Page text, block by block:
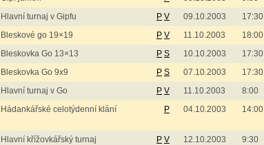
Hlavní turnaj v Gipfu P V 09.10.2003 17:30
Bleskové go 19×19 P V 11.10.2003 18:00
Bleskovka Go 13×13 P S 10.10.2003 17:30
Bleskovka Go 9x9 P S 07.10.2003 17:30
Hlavní turnaj v Go P V 11.10.2003 8:00
Hádankářské celotýdenní klání P 04.10.2003 14:00
Hlavní křížovkářský turnaj P V 12.10.2003 9:30